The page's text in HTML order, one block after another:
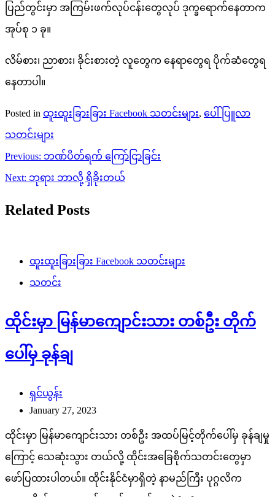
ပြည်တွင်းမှာ အကြမ်းဖက်လုပ်ငန်းတွေလုပ် ဒုက္ခရောက်နေတာက
အုပ်စု ၁ ခု။
လိမ်စား၊ ညာစား၊ ခိုင်းစားတဲ့ လူတွေက နေရာတွေရ ပိုက်ဆံတွေရ
နေတာပါ။
Posted in ထူးထူးခြားခြား Facebook သတင်းများ, ပေါ်ပြူလာ
သတင်းများ
Post
navigation
Previous: ဘဏ်ပိတ်ရက် ကြော်ငြာခြင်း
Next: ဘုရား ဘာလို့ ရှိခိုးတယ်
Related Posts
ထူးထူးခြားခြား Facebook သတင်းများ
သတင်း
ထိုင်းမှာ မြန်မာကျောင်းသား တစ်ဦး တိုက်
ပေါ်မှ ခုန်ချ
ရှင်ယွန်း
January 27, 2023
ထိုင်းမှာ မြန်မာကျောင်းသား တစ်ဦး အထပ်မြင့်တိုက်ပေါ်မှ ခုန်ချမှု
ကြောင့် သေဆုံးသွား တယ်လို့ ထိုင်းအခြေစိုက်သတင်းတွေမှာ
ဖော်ပြထားပါတယ်။ ထိုင်းနိုင်ငံမှာရှိတဲ့ နာမည်ကြီး ပုဂ္ဂလိက